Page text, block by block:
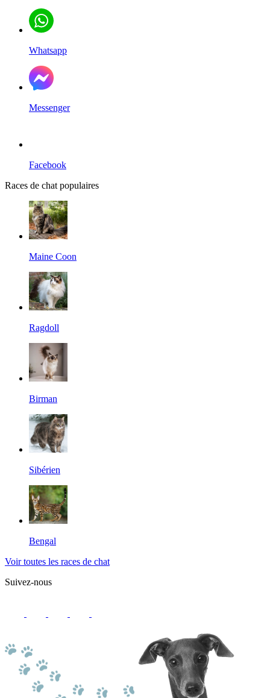
Whatsapp
Messenger
Facebook
Races de chat populaires
Maine Coon
Ragdoll
Birman
Sibérien
Bengal
Voir toutes les races de chat
Suivez-nous